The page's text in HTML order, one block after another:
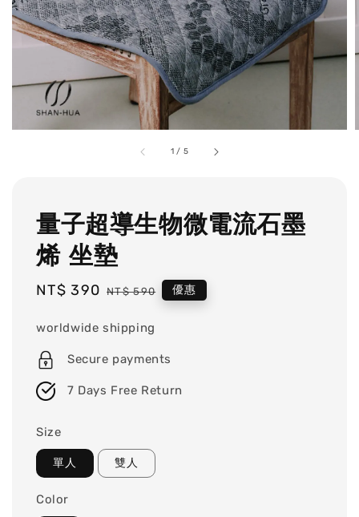
1 / 5
量子超導生物微電流石墨
烯 坐墊
Sale
NT$ 390 Regular
NT$ 590 優惠
worldwide shipping
Secure payments
7 Days Free Return
Size
單人 雙人
Color